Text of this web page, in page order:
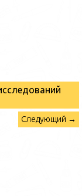
Следующий →